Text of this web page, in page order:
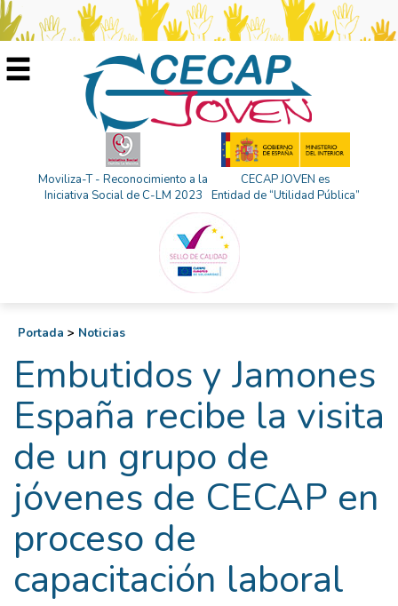
Moviliza-T - Reconocimiento a la
Iniciativa Social de C-LM 2023
CECAP JOVEN es
Entidad de “Utilidad Pública”
Portada > Noticias
Embutidos y Jamones
España recibe la visita
de un grupo de
jóvenes de CECAP en
proceso de
capacitación laboral